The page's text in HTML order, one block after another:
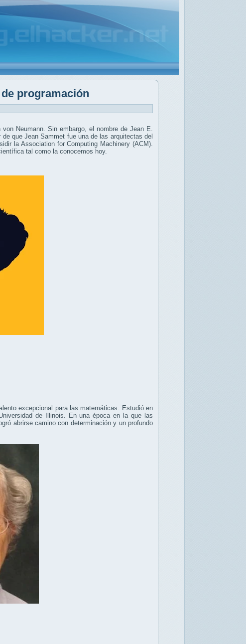
programación
Neumann. Sin embargo, el nombre de Jean E.
que Jean Sammet fue una de las arquitectas del
la Association for Computing Machinery (ACM).
tal como la conocemos hoy.
excepcional para las matemáticas. Estudió en
de Illinois. En una época en la que las
abrirse camino con determinación y un profundo